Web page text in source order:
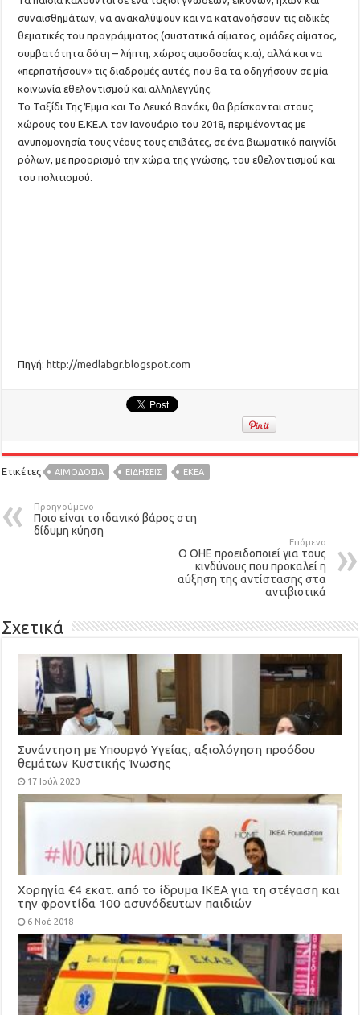
συναισθημάτων, να ανακαλύψουν και να κατανοήσουν τις ειδικές
θεματικές του προγράμματος (συστατικά αίματος, ομάδες αίματος,
συμβατότητα δότη – λήπτη, χώρος αιμοδοσίας κ.α), αλλά και να
«περπατήσουν» τις διαδρομές αυτές, που θα τα οδηγήσουν σε μία
κοινωνία εθελοντισμού και αλληλεγγύης.
Το Ταξίδι Της Έμμα και Το Λευκό Βανάκι, θα βρίσκονται στους
χώρους του Ε.ΚΕ.Α τον Ιανουάριο του 2018, περιμένοντας με
ανυπομονησία τους νέους τους επιβάτες, σε ένα βιωματικό παιγνίδι
ρόλων, με προορισμό την χώρα της γνώσης, του εθελοντισμού και
του πολιτισμού.
Πηγή: http://medlabgr.blogspot.com
Ετικέτες ΑΙΜΟΔΟΣΊΑ ΕΙΔΉΣΕΙΣ ΕΚΕΑ
Προηγούμενο
Ποιο είναι το ιδανικό βάρος στη
δίδυμη κύηση
Επόμενο
Ο ΟΗΕ προειδοποιεί για τους
κινδύνους που προκαλεί η
αύξηση της αντίστασης στα
αντιβιοτικά
Σχετικά
Συνάντηση με Υπουργό Υγείας, αξιολόγηση προόδου
θεμάτων Κυστικής Ίνωσης
17 Ιούλ 2020
Χορηγία €4 εκατ. από το ίδρυμα ΙΚΕΑ για τη στέγαση και
την φροντίδα 100 ασυνόδευτων παιδιών
6 Νοέ 2018